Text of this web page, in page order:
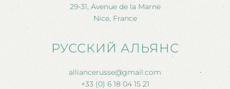
29-31, Avenue de la Marne
Nice, France
РУССКИЙ АЛЬЯНС
alliancerusse@gmail.com
+33 (0) 6 18 04 15 21